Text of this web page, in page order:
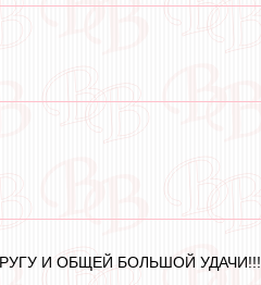
И ОБЩЕЙ БОЛЬШОЙ УДАЧИ!!!